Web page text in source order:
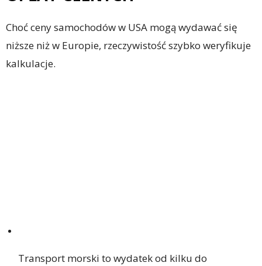
Choć ceny samochodów w USA mogą wydawać się
niższe niż w Europie, rzeczywistość szybko weryfikuje
kalkulacje.
Transport morski to wydatek od kilku do